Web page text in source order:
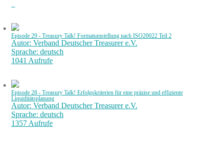
Episode 29 - Treasury Talk! Formatumstellung nach ISO20022 Teil 2
Autor: Verband Deutscher Treasurer e.V.
Sprache: deutsch
1041 Aufrufe
Episode 28 - Treasury Talk! Erfolgskriterien für eine präzise und effiziente
Liquiditätsplanung
Autor: Verband Deutscher Treasurer e.V.
Sprache: deutsch
1357 Aufrufe